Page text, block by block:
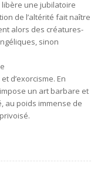
une jubilatoire
de l’altérité fait naître
alors des créatures-
sinon
d’exorcisme. En
un art barbare et
au poids immense de